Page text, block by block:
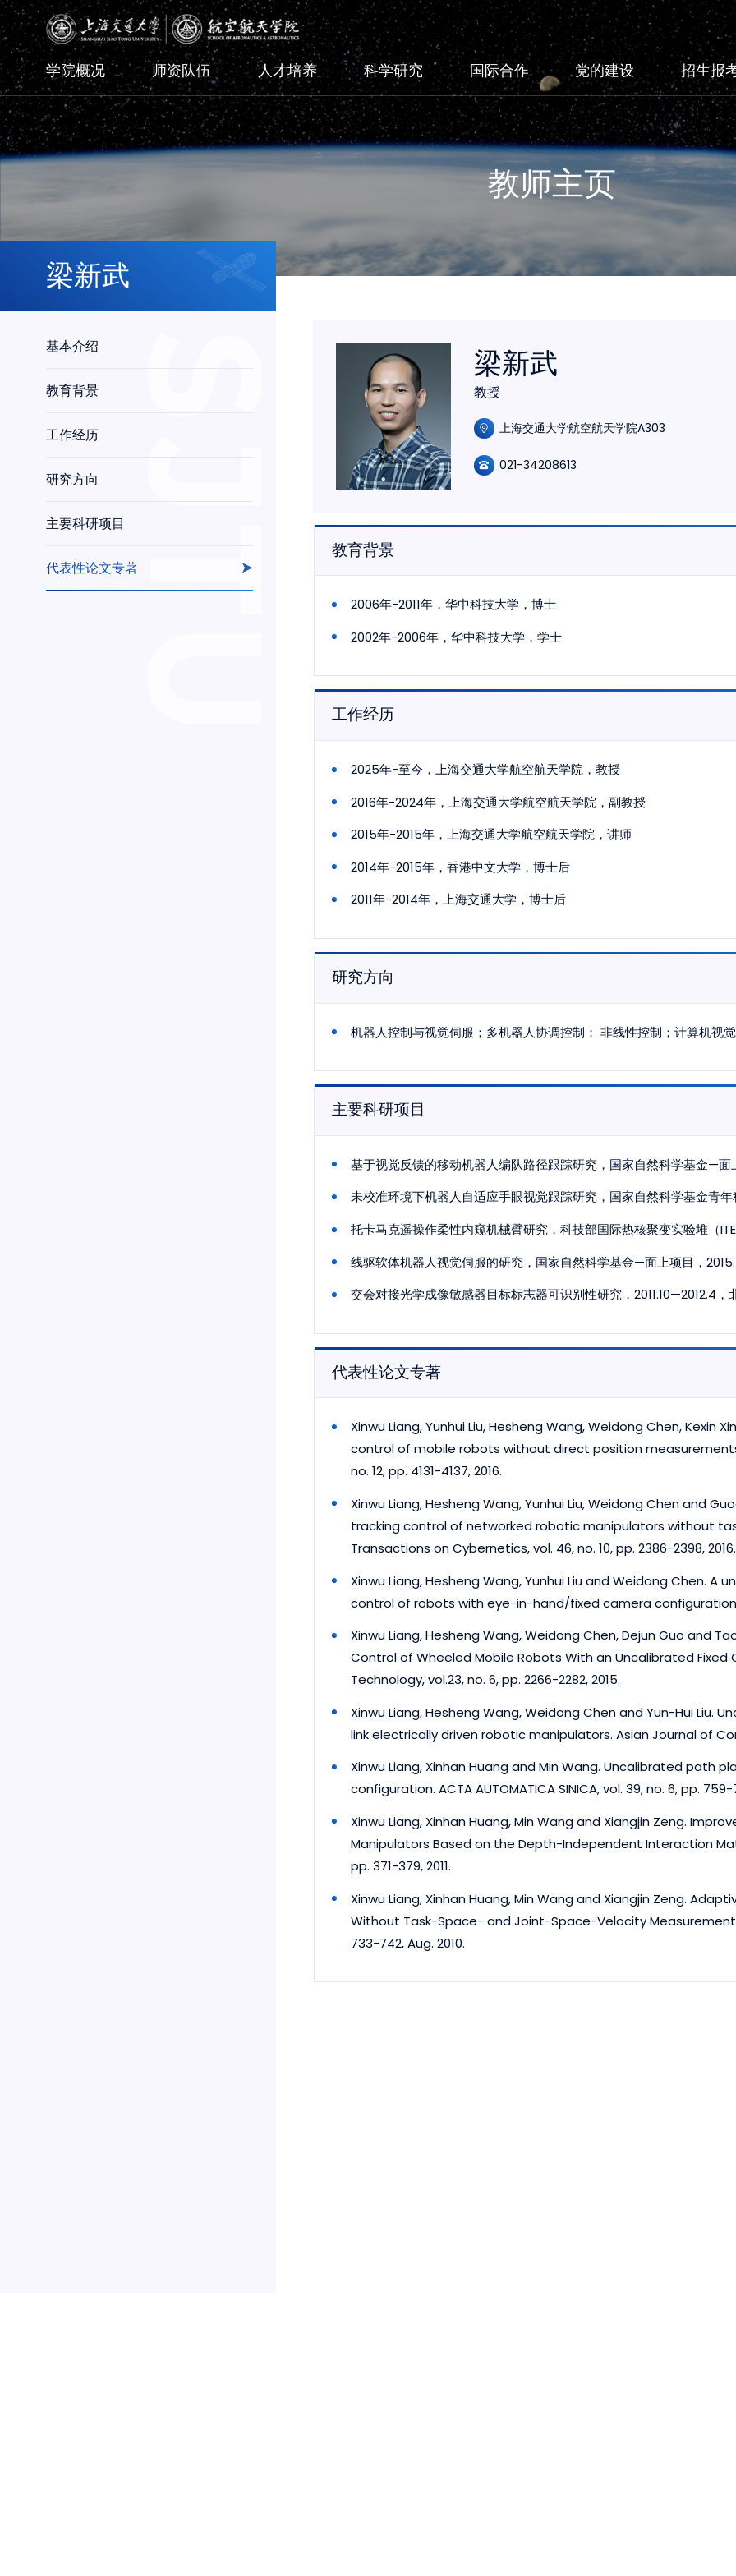
学院概况 师资队伍 人才培养 科学研究 国际合作 党的建设 招生报
教师主页
梁新武
基本介绍
教育背景
工作经历
研究方向
主要科研项目
代表性论文专著
梁新武
教授
上海交通大学航空航天学院A303
021-34208613
教育背景
2006年-2011年，华中科技大学，博士
2002年-2006年，华中科技大学，学士
工作经历
2025年-至今，上海交通大学航空航天学院，教授
2016年-2024年，上海交通大学航空航天学院，副教授
2015年-2015年，上海交通大学航空航天学院，讲师
2014年-2015年，香港中文大学，博士后
2011年-2014年，上海交通大学，博士后
研究方向
机器人控制与视觉伺服；多机器人协调控制； 非线性控制；计算机视
主要科研项目
基于视觉反馈的移动机器人编队路径跟踪研究，国家自然科学基金—面
未校准环境下机器人自适应手眼视觉跟踪研究，国家自然科学基金青
托卡马克遥操作柔性内窥机械臂研究，科技部国际热核聚变实验堆（
线驱软体机器人视觉伺服的研究，国家自然科学基金—面上项目，
交会对接光学成像敏感器目标标志器可识别性研究，2011.10—2012.4
代表性论文专著
Xinwu Liang, Yunhui Liu, Hesheng Wang, Weidong Chen, Kexin
control of mobile robots without direct position
no. 12, pp. 4131-4137, 2016.
Xinwu Liang, Hesheng Wang, Yunhui Liu, Weidong Chen and
tracking control of networked robotic manipulators without
Transactions on Cybernetics, vol. 46, no. 10, pp. 2386-2398, 2016.
Xinwu Liang, Hesheng Wang, Yunhui Liu and Weidong Chen.
control of robots with eye-in-hand/fixed camera configuration.
Xinwu Liang, Hesheng Wang, Weidong Chen, Dejun Guo and
Control of Wheeled Mobile Robots With an Uncalibrated Fixed
Technology, vol.23, no. 6, pp. 2266-2282, 2015.
Xinwu Liang, Hesheng Wang, Weidong Chen and Yun-Hui Liu.
link electrically driven robotic manipulators. Asian Journal of
Xinwu Liang, Xinhan Huang and Min Wang. Uncalibrated path
configuration. ACTA AUTOMATICA SINICA, vol. 39, no. 6, pp. 759-
Xinwu Liang, Xinhan Huang, Min Wang and Xiangjin Zeng.
Manipulators Based on the Depth-Independent Interaction
pp. 371-379, 2011.
Xinwu Liang, Xinhan Huang, Min Wang and Xiangjin Zeng.
Without Task-Space- and Joint-Space-Velocity
733-742, Aug. 2010.